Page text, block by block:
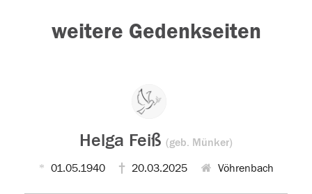
weitere Gedenkseiten
Helga Feiß (geb. Münker)
01.05.1940 20.03.2025 Vöhrenbach